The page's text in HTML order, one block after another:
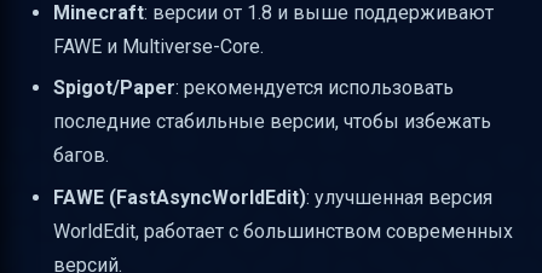
больших территорий
Multiverse-Core не работают
Визуальные и аудио проверки
корректности установки
Типичные ошибки новичков и как их
Minecraft: версии от 1.8 и выше поддерживают
FAWE и Multiverse-Core.
Spigot/Paper: рекомендуется использовать
последние стабильные версии, чтобы избежать
багов.
FAWE (FastAsyncWorldEdit): улучшенная версия
WorldEdit, работает с большинством современных
версий.